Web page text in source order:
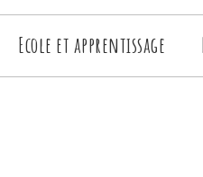
Ecole et apprentissage